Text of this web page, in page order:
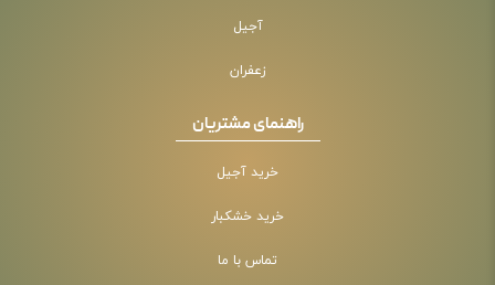
آجیل
زعفران
راهنمای مشتریان
خرید آجیل
خرید خشکبار
تماس با ما